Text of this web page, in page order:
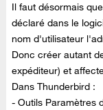
Il faut désormais
déclaré dans le
nom d'utilisateur
Donc créer autant
expéditeur) et
Dans Thunderbird :
- Outils Paramètres